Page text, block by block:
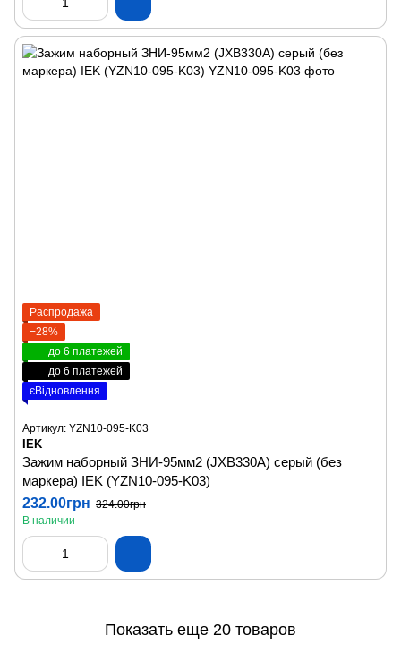
Распродажа
−28%
до 6 платежей
до 6 платежей
єВідновлення
Артикул: YZN10-095-K03
IEK
Зажим наборный ЗНИ-95мм2 (JXB330А) серый (без
маркера) IEK (YZN10-095-K03)
232.00грн 324.00грн
В наличии
Показать еще 20 товаров